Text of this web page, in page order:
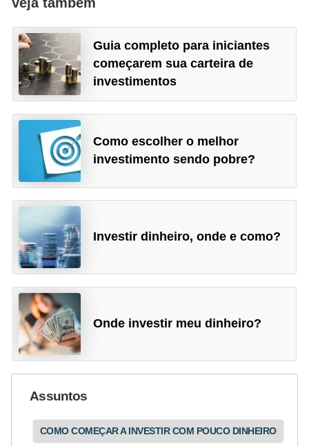
Guia completo para iniciantes
começarem sua carteira de
investimentos
Como escolher o melhor
investimento sendo pobre?
Investir dinheiro, onde e como?
Onde investir meu dinheiro?
Assuntos
COMO COMEÇAR A INVESTIR COM POUCO DINHEIRO